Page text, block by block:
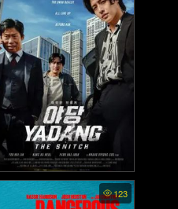
Yadang: The Snitch - ทรชน
คนสองหน้า (2025)
123